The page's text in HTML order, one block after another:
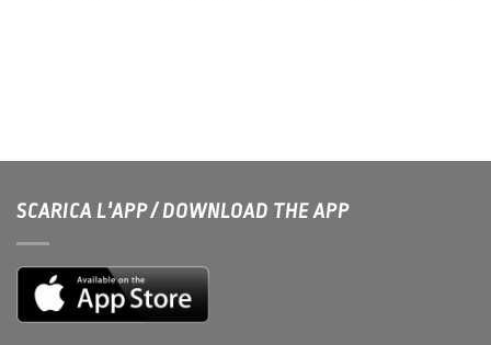
SCARICA L'APP / DOWNLOAD THE APP